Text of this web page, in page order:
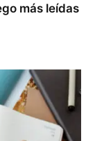
más leídas